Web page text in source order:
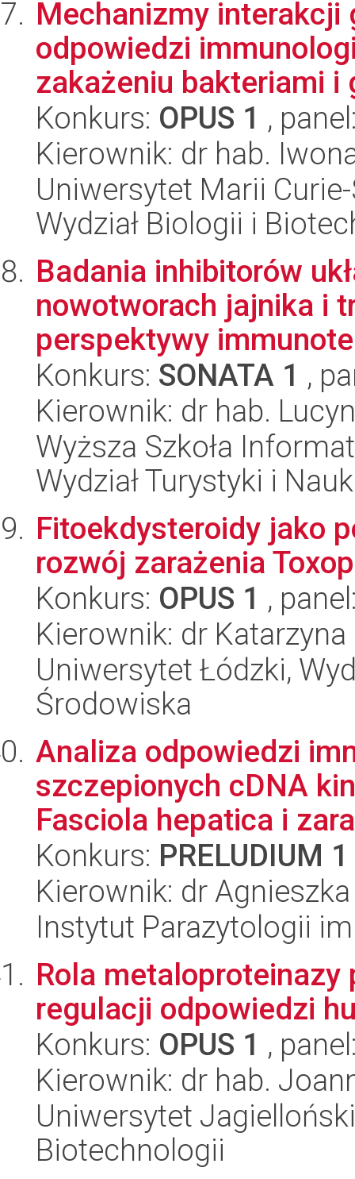
Mechanizmy
odpowiedzi
zakażeniu bakteriami i
Konkurs: OPUS 1 ,
Kierownik: dr hab.
Uniwersytet Marii
Wydział Biologii i
Badania inhibitorów
nowotworach jajnika i
perspektywy
Konkurs: SONATA 1 ,
Kierownik: dr hab.
Wyższa Szkoła
Wydział Turystyki i
Fitoekdysteroidy jako
rozwój zarażenia
Konkurs: OPUS 1 ,
Kierownik: dr
Uniwersytet Łódzki,
Środowiska
Analiza odpowiedzi
szczepionych cDNA
Fasciola hepatica i
Konkurs: PRELUDIUM 1
Kierownik: dr
Instytut Parazytologii
Rola
regulacji odpowiedzi
Konkurs: OPUS 1 ,
Kierownik: dr hab.
Uniwersytet
Biotechnologii